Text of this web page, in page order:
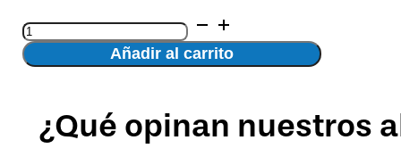
Diploma
Ergonomía
Física
cuotas
cantidad
Añadir al carrito
¿Qué opinan nuestros